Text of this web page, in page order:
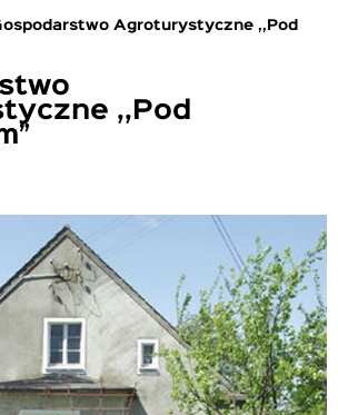
Agroturystyczne ,,Pod
,,Pod